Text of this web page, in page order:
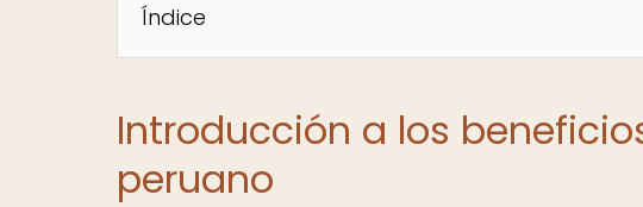
Índice
Introducción a los
peruano